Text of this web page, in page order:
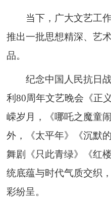
当下，广大文艺工
推出一批思想精深、艺
品。
纪念中国人民抗日
利80周年文艺晚会《正
嵘岁月，《哪吒之魔童
外，《太平年》《沉默
舞剧《只此青绿》《红
统底蕴与时代气质交织
彩纷呈。